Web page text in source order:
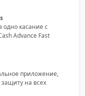
касание с
Advance Fast
приложение,
на всех